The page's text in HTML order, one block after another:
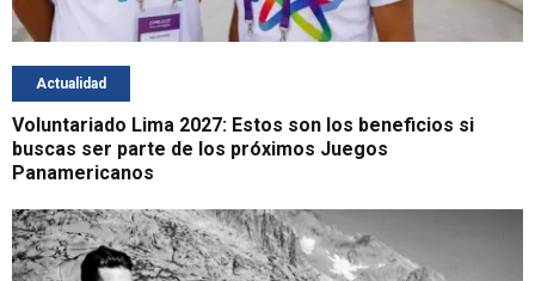
Actualidad
Voluntariado Lima 2027: Estos son los beneficios si
buscas ser parte de los próximos Juegos
Panamericanos